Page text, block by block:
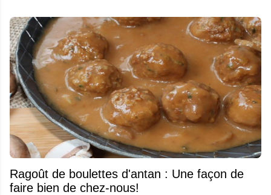
Ragoût de boulettes d'antan : Une façon de
faire bien de chez-nous!